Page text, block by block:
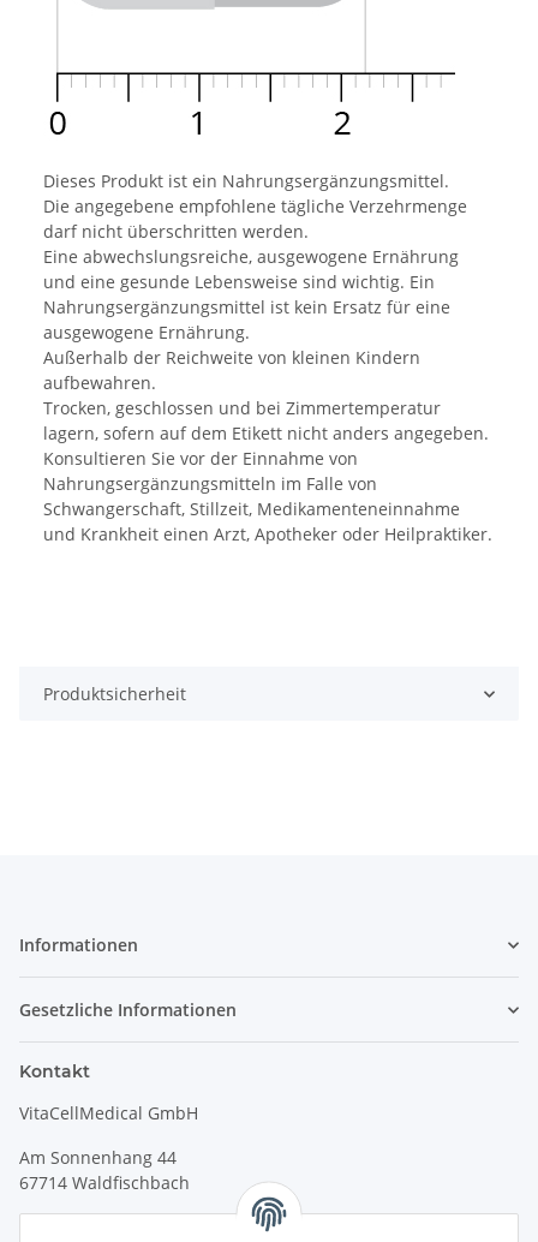
Dieses Produkt ist ein Nahrungsergänzungsmittel.
Die angegebene empfohlene tägliche Verzehrmenge
darf nicht überschritten werden.
Eine abwechslungsreiche, ausgewogene Ernährung
und eine gesunde Lebensweise sind wichtig. Ein
Nahrungsergänzungsmittel ist kein Ersatz für eine
ausgewogene Ernährung.
Außerhalb der Reichweite von kleinen Kindern
aufbewahren.
Trocken, geschlossen und bei Zimmertemperatur
lagern, sofern auf dem Etikett nicht anders angegeben.
Konsultieren Sie vor der Einnahme von
Nahrungsergänzungsmitteln im Falle von
Schwangerschaft, Stillzeit, Medikamenteneinnahme
und Krankheit einen Arzt, Apotheker oder Heilpraktiker.
Produktsicherheit
Informationen
Gesetzliche Informationen
Kontakt
VitaCellMedical GmbH
Am Sonnenhang 44
67714 Waldfischbach